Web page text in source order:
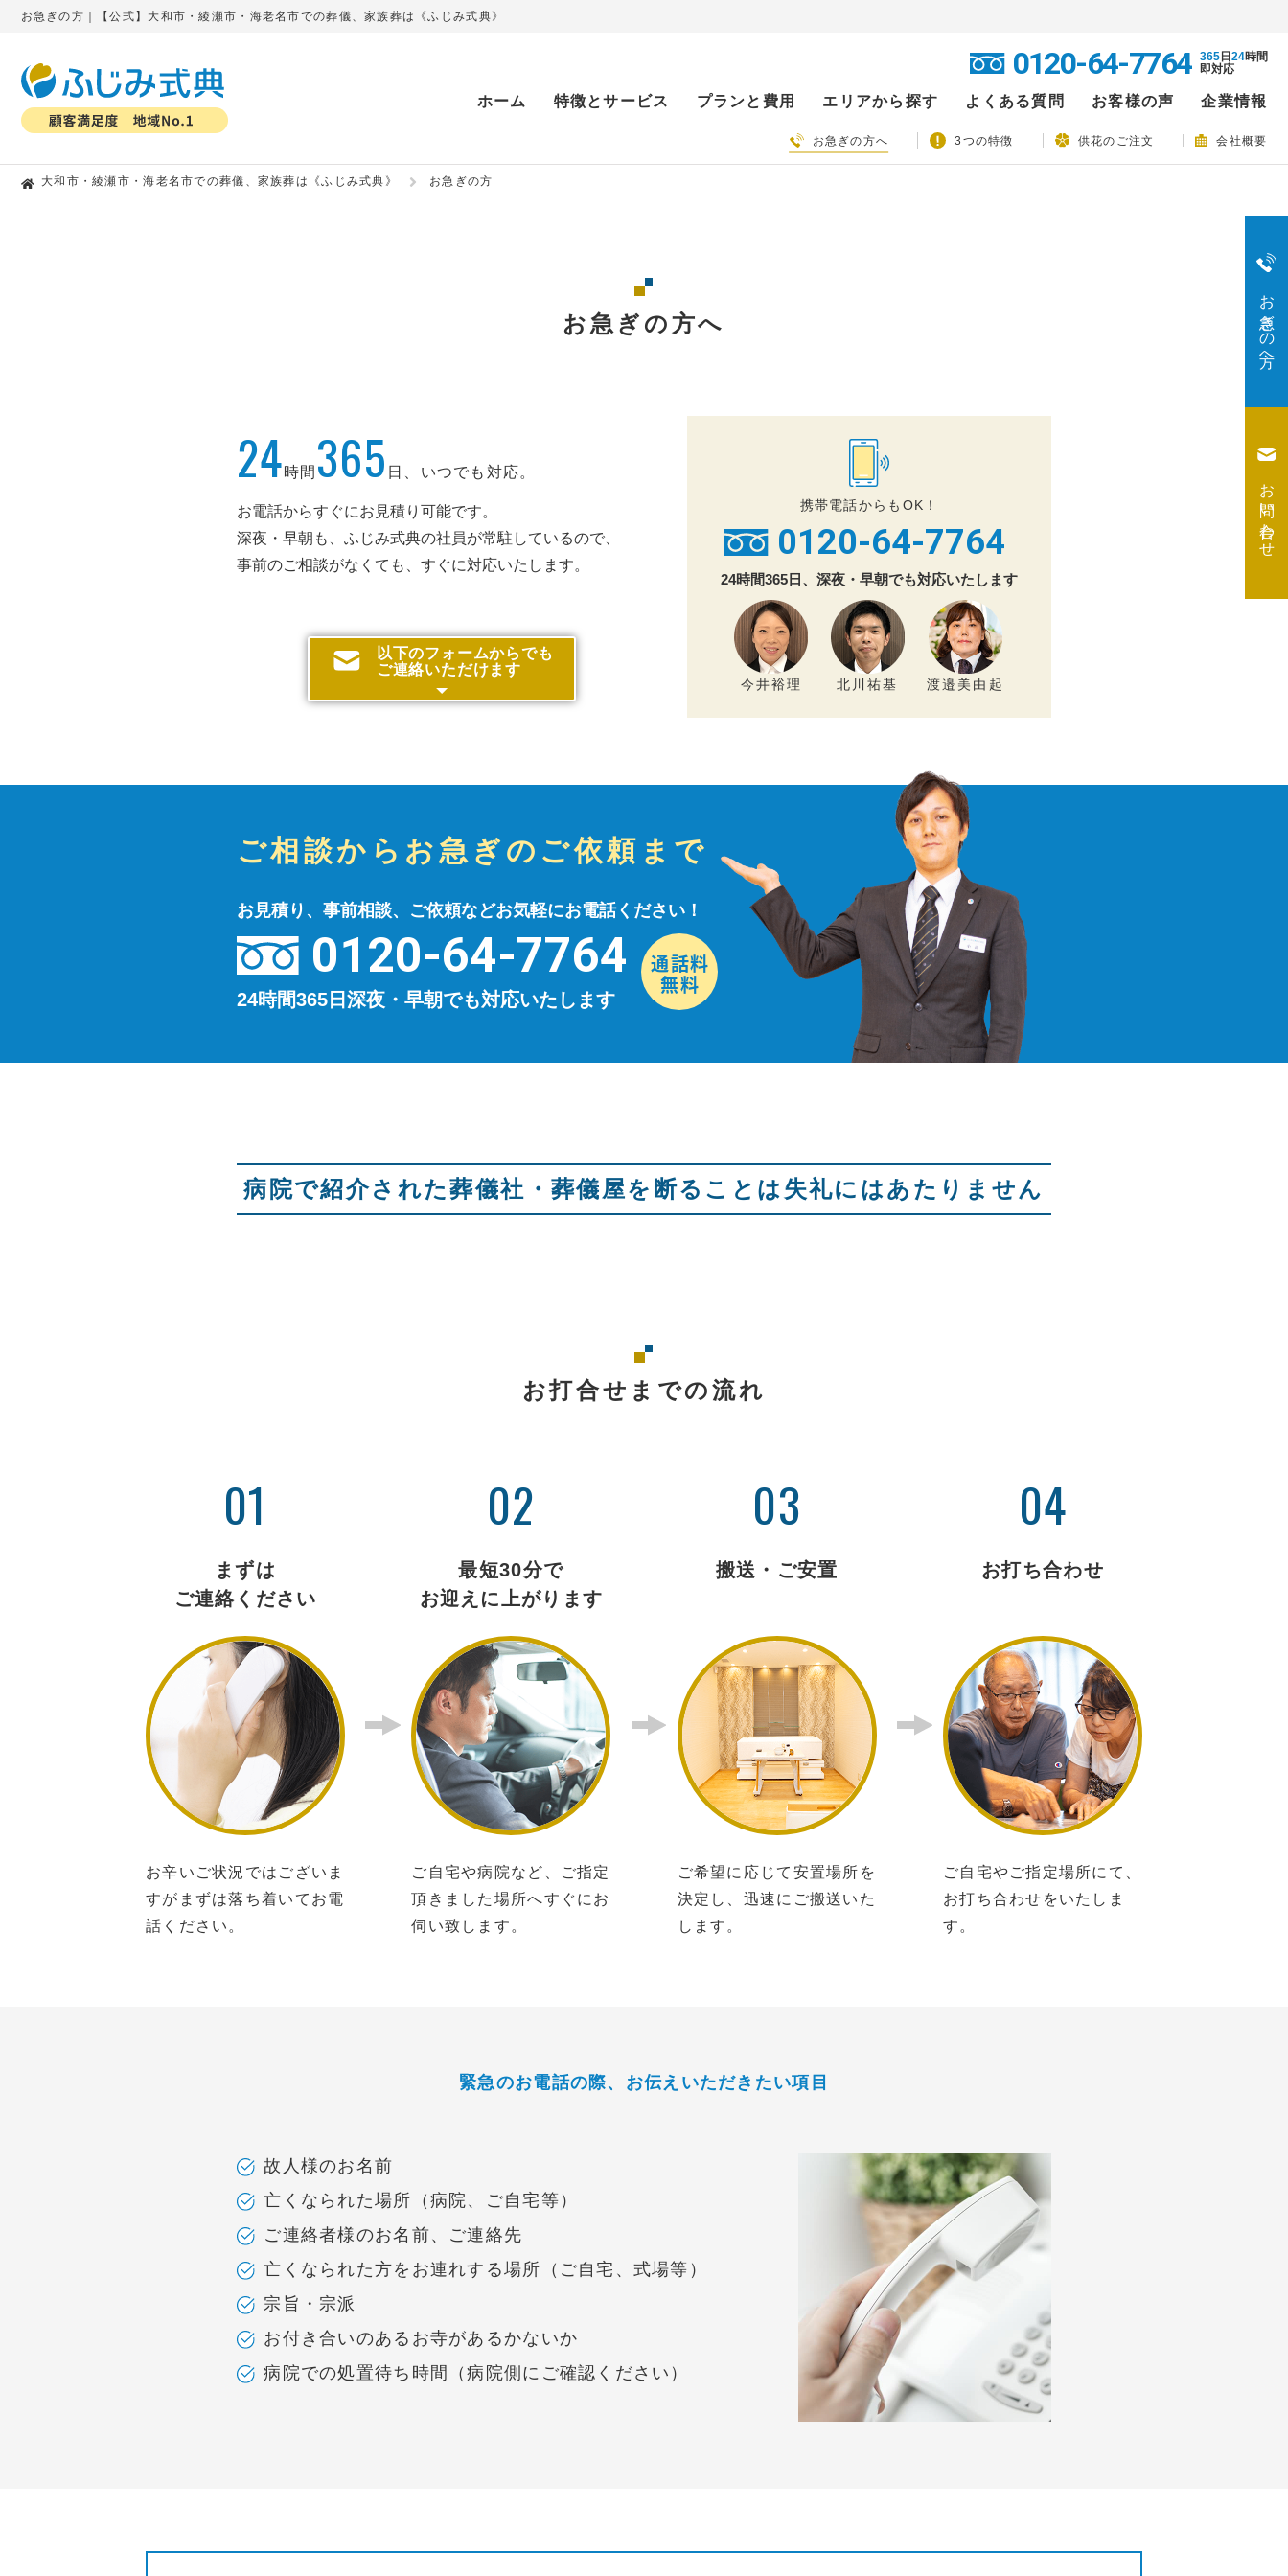
お急ぎの方｜【公式】大和市・綾瀬市・海老名市での葬儀、家族葬は《ふじみ式典》
0120-64-7764 365日 24時間
即対応
ホーム 特徴とサービス プランと費用 エリアから探す よくある質問 お客様の声 企業情報
お急ぎの方へ 3つの特徴 供花のご注文 会社概要
お急ぎの方へ
お問い合わせ
大和市・綾瀬市・海老名市での葬儀、家族葬は《ふじみ式典》 お急ぎの方
お急ぎの方へ
携帯電話からもOK！
0120-64-7764
24時間365日、深夜・早朝でも対応いたします
今井裕理 北川祐基 渡邉美由起
24時間 365 日、いつでも対応。
お電話からすぐにお見積り可能です。
深夜・早朝も、ふじみ式典の社員が常駐しているので、
事前のご相談がなくても、すぐに対応いたします。
以下のフォームからでも
ご連絡いただけます
ご相談からお急ぎのご依頼まで
お見積り、事前相談、ご依頼などお気軽にお電話ください！
0120-64-7764
24時間365日深夜・早朝でも対応いたします
病院で紹介された葬儀社・葬儀屋を断ることは失礼にはあたりません
お打合せまでの流れ
01
まずは
ご連絡ください
お辛いご状況ではございま
すがまずは落ち着いてお電
話ください。
02
最短30分で
お迎えに上がります
ご自宅や病院など、ご指定
頂きました場所へすぐにお
伺い致します。
03
搬送・ご安置
ご希望に応じて安置場所を
決定し、迅速にご搬送いた
します。
04
お打ち合わせ
ご自宅やご指定場所にて、
お打ち合わせをいたしま
す。
緊急のお電話の際、 お伝えいただきたい項目
故人様のお名前
亡くなられた場所（病院、ご自宅等）
ご連絡者様のお名前、ご連絡先
亡くなられた方をお連れする場所（ご自宅、式場等）
宗旨・宗派
お付き合いのあるお寺があるかないか
病院での処置待ち時間（病院側にご確認ください）